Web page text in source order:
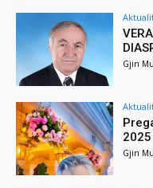
Gjin
2025
Gjin